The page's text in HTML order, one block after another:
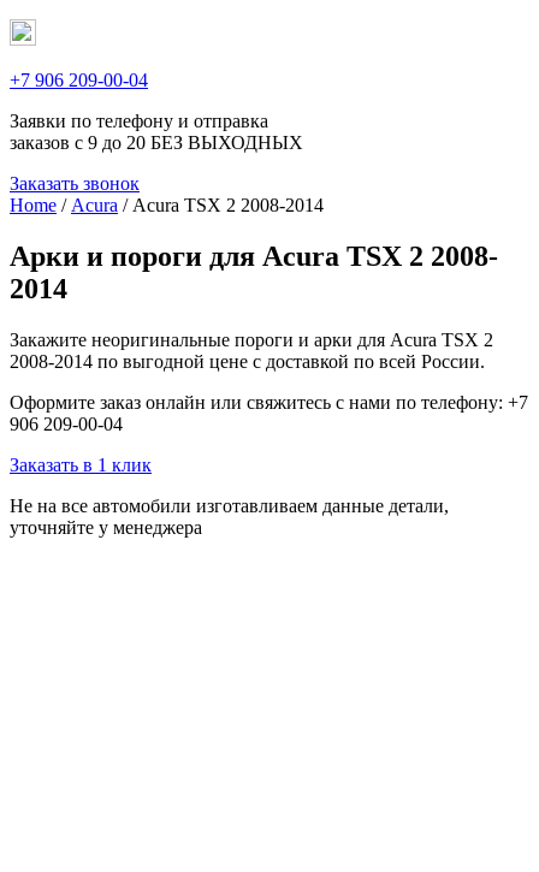
+7 906 209-00-04
Заявки по телефону и отправка
заказов с 9 до 20 БЕЗ ВЫХОДНЫХ
Заказать звонок
Home / Acura / Acura TSX 2 2008-2014
Арки и пороги для Acura TSX 2 2008-
2014
Закажите неоригинальные пороги и арки для Acura TSX 2
2008-2014 по выгодной цене с доставкой по всей России.
Оформите заказ онлайн или свяжитесь с нами по телефону: +7
906 209-00-04
Заказать в 1 клик
Не на все автомобили изготавливаем данные детали,
уточняйте у менеджера